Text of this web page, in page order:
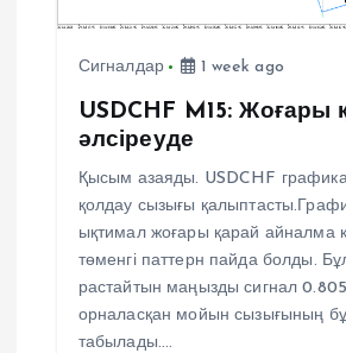
Сигналдар 1 week ago
USDCHF M15: Жоғары
әлсіреуде
Қысым азаяды. USDCHF
қолдау сызығы
ықтимал жоғары қарай айналма
төменгі паттерн пайда болды.
растайтын маңызды сигнал
орналасқан мойын сызығының
табылады.…